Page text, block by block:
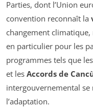
Parties, dont l’Union
convention reconnaît la
changement climatique,
en particulier pour les
programmes tels que les
et les Accords de
intergouvernemental
l’adaptation.